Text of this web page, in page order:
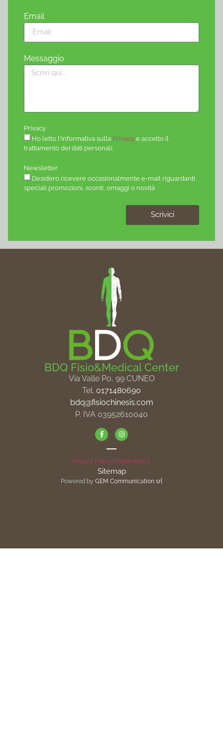
Email
Messaggio
Privacy
Ho letto l'informativa sulla Privacy e accetto il
trattamento dei dati personali.
Newsletter
Desidero ricevere occasionalmente e-mail riguardanti
speciali promozioni, sconti, omaggi o novità
Scrivici
BDQ Fisio&Medical Center
Via Valle Po, 99 CUNEO
Tel. 0171480690
bdq@fisiochinesis.com
P. IVA 03952610040
Privacy Policy Cookie Policy
Sitemap
Powered by GEM Communication srl